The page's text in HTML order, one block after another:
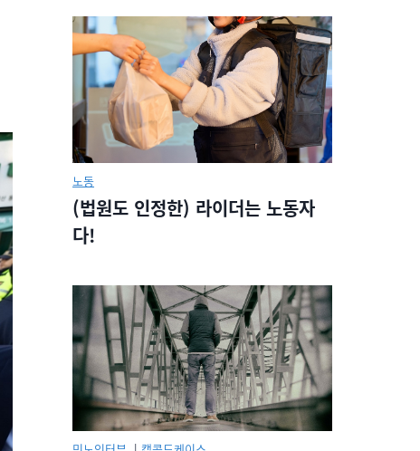
노동
(법원도 인정한) 라이더는 노동자
다!